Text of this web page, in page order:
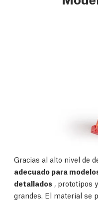
Gracias al alto nivel de
adecuado para
detallados , prototipos
grandes. El material se